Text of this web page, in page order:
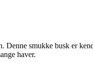
smukke busk er
haver.